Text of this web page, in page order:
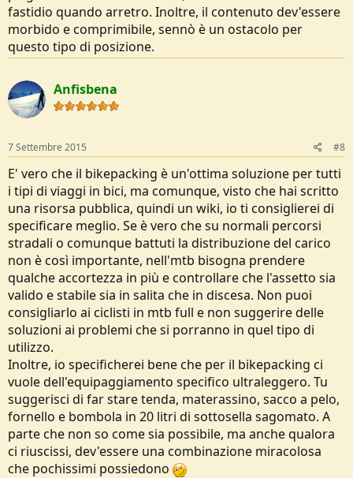
fastidio quando arretro. Inoltre, il contenuto dev'essere
morbido e comprimibile, sennò è un ostacolo per
questo tipo di posizione.
Anfisbena
7 Settembre 2015 #8
E' vero che il bikepacking è un'ottima soluzione per tutti
i tipi di viaggi in bici, ma comunque, visto che hai scritto
una risorsa pubblica, quindi un wiki, io ti consiglierei di
specificare meglio. Se è vero che su normali percorsi
stradali o comunque battuti la distribuzione del carico
non è così importante, nell'mtb bisogna prendere
qualche accortezza in più e controllare che l'assetto sia
valido e stabile sia in salita che in discesa. Non puoi
consigliarlo ai ciclisti in mtb full e non suggerire delle
soluzioni ai problemi che si porranno in quel tipo di
utilizzo.
Inoltre, io specificherei bene che per il bikepacking ci
vuole dell'equipaggiamento specifico ultraleggero. Tu
suggerisci di far stare tenda, materassino, sacco a pelo,
fornello e bombola in 20 litri di sottosella sagomato. A
parte che non so come sia possibile, ma anche qualora
ci riuscissi, dev'essere una combinazione miracolosa
che pochissimi possiedono